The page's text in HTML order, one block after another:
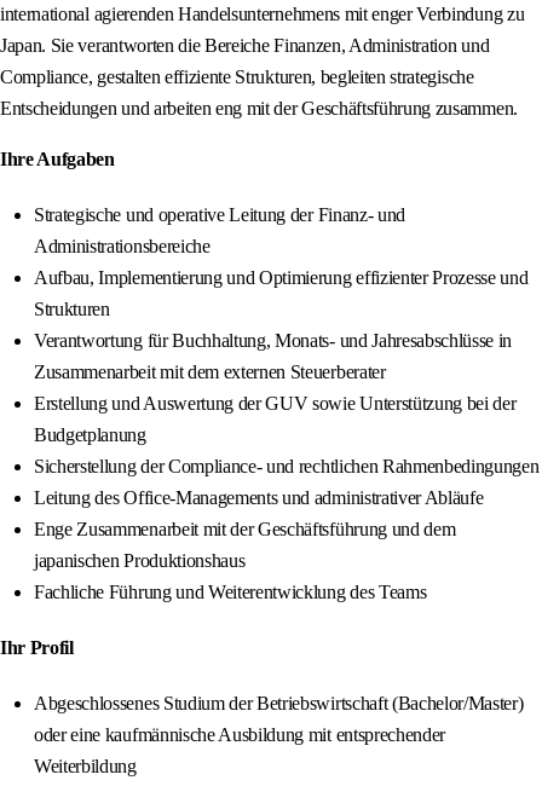
international agierenden Handelsunternehmens mit enger Verbindung zu
Japan. Sie verantworten die Bereiche Finanzen, Administration und
Compliance, gestalten effiziente Strukturen, begleiten strategische
Entscheidungen und arbeiten eng mit der Geschäftsführung zusammen.
Ihre Aufgaben
Strategische und operative Leitung der Finanz- und
Administrationsbereiche
Aufbau, Implementierung und Optimierung effizienter Prozesse und
Strukturen
Verantwortung für Buchhaltung, Monats- und Jahresabschlüsse in
Zusammenarbeit mit dem externen Steuerberater
Erstellung und Auswertung der GUV sowie Unterstützung bei der
Budgetplanung
Sicherstellung der Compliance- und rechtlichen Rahmenbedingungen
Leitung des Office-Managements und administrativer Abläufe
Enge Zusammenarbeit mit der Geschäftsführung und dem
japanischen Produktionshaus
Fachliche Führung und Weiterentwicklung des Teams
Ihr Profil
Abgeschlossenes Studium der Betriebswirtschaft (Bachelor/Master)
oder eine kaufmännische Ausbildung mit entsprechender
Weiterbildung